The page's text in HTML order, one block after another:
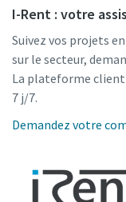
I-Rent : votre
Suivez vos projets
sur le secteur,
La plateforme
7 j/7.
Demandez votre